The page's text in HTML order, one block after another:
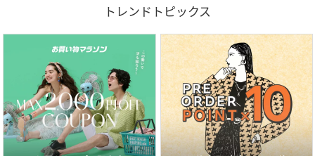
トレンドトピックス